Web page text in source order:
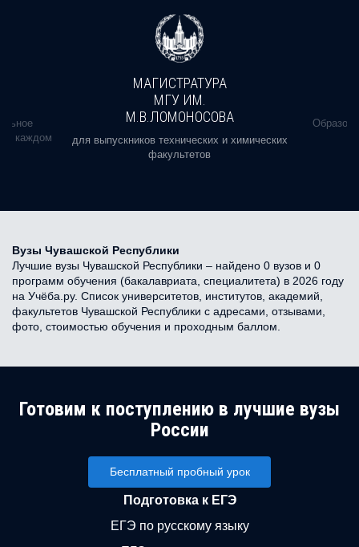
в каждом
МАГИСТРАТУРА
МГУ ИМ.
М.В.ЛОМОНОСОВА
для выпускников технических и химических
факультетов
Вузы Чувашской Республики
Лучшие вузы Чувашской Республики – найдено 0 вузов и 0
программ обучения (бакалавриата, специалитета) в 2026 году
на Учёба.ру. Список университетов, институтов, академий,
факультетов Чувашской Республики с адресами, отзывами,
фото, стоимостью обучения и проходным баллом.
Готовим к поступлению в лучшие вузы
России
Бесплатный пробный урок
Подготовка к ЕГЭ
ЕГЭ по русскому языку